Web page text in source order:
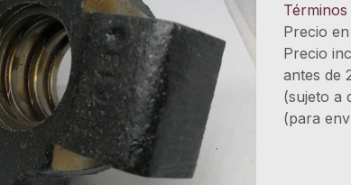
Precio
antes de
(sujeto a
(para